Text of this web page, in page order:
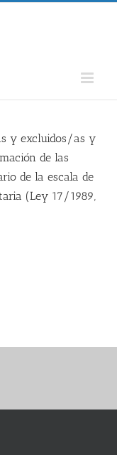
y excluidos/as y
de las
de la escala de
(Ley 17/1989,